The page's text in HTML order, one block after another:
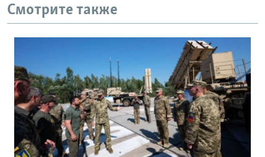
Смотрите также